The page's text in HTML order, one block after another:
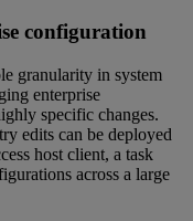
configuration
granularity in system
enterprise
specific changes.
edits can be deployed
host client, a task
across a large